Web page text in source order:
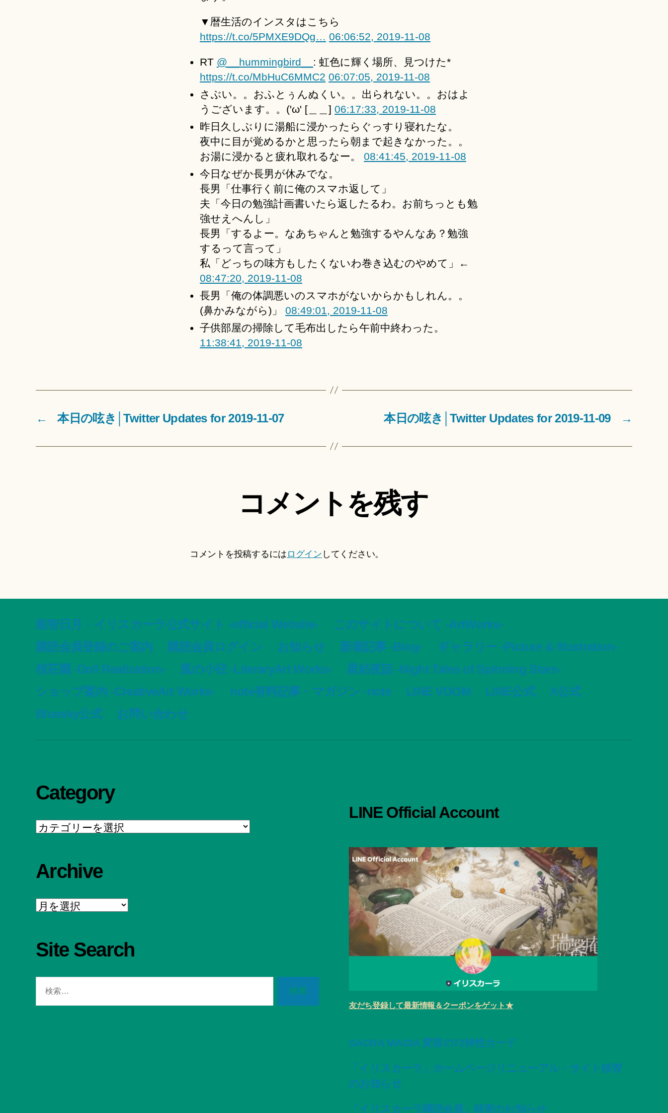
▼暦生活のインスタはこちら
https://t.co/5PMXE9DQg…
06:06:52, 2019-11-08
RT @__hummingbird__ : 虹色に輝く場所、見つけた*
https://t.co/MbHuC6MMC2 06:07:05, 2019-11-08
さぶい。。おふとぅんぬくい。。出られない。。おはよ
うございます。。('ω' [＿＿] 06:17:33, 2019-11-08
昨日久しぶりに湯船に浸かったらぐっすり寝れたな。
夜中に目が覚めるかと思ったら朝まで起きなかった。。
お湯に浸かると疲れ取れるなー。 08:41:45, 2019-11-08
今日なぜか長男が休みでな。
長男「仕事行く前に俺のスマホ返して」
夫「今日の勉強計画書いたら返したるわ。お前ちっとも勉
強せえへんし」
長男「するよー。なあちゃんと勉強するやんなあ？勉強
するって言って」
私「どっちの味方もしたくないわ巻き込むのやめて」←
08:47:20, 2019-11-08
長男「俺の体調悪いのスマホがないからかもしれん。。
(鼻かみながら)」 08:49:01, 2019-11-08
子供部屋の掃除して毛布出したら午前中終わった。
11:38:41, 2019-11-08
← 本日の呟き│Twitter Updates for 2019-11-07 →
本日の呟き│Twitter Updates for 2019-11-09
コメントを残す
コメントを投稿するには ログイン してください。
船智日月・イリスカーラ公式サイト -official Website-
このサイトについて -ArtWorks-
購読会員登録のご案内
購読会員ログイン お知らせ 新着記事 -Blog-
ギャラリー -Picture & Illustration-
桜荘園 -Doll Realization-
風の小径 -LiteraryArt Works-
星紡夜話 -Night Tales of Spinning Stars-
ショップ案内 -CreativeArt Works-
note有料記事・マガジン -note LINE VOOM LINE公式
X公式
Bluesky公式
お問い合わせ
Category
Category
Archive
Archive
Site Search
LINE Official Account
友だち登録して最新情報＆クーポンをゲット★
SACRA MAGIA 変容の72神性カード
「イリスカーラ」ホームページリニューアル・サイト移管
のお知らせ
「イリスカーラ購読会員」移管のお知らせ